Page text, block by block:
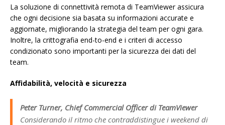
La soluzione di connettività remota di TeamViewer assicura
che ogni decisione sia basata su informazioni accurate e
aggiornate, migliorando la strategia del team per ogni gara.
Inoltre, la crittografia end-to-end e i criteri di accesso
condizionato sono importanti per la sicurezza dei dati del
team.
Affidabilità, velocità e sicurezza
Peter Turner, Chief Commercial Officer di TeamViewer
Considerando il ritmo che contraddistingue i weekend di